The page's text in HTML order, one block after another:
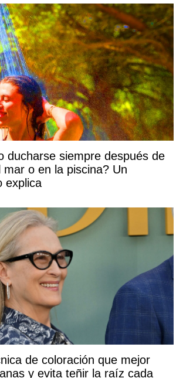
ducharse siempre después de
mar o en la piscina? Un
explica
de coloración que mejor
y evita teñir la raíz cada